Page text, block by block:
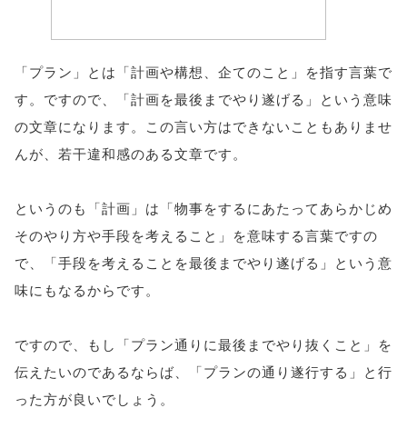
「プラン」とは「計画や構想、企てのこと」を指す言葉で
す。ですので、「計画を最後までやり遂げる」という意味
の文章になります。この言い方はできないこともありませ
んが、若干違和感のある文章です。
というのも「計画」は「物事をするにあたってあらかじめ
そのやり方や手段を考えること」を意味する言葉ですの
で、「手段を考えることを最後までやり遂げる」という意
味にもなるからです。
ですので、もし「プラン通りに最後までやり抜くこと」を
伝えたいのであるならば、「プランの通り遂行する」と行
った方が良いでしょう。